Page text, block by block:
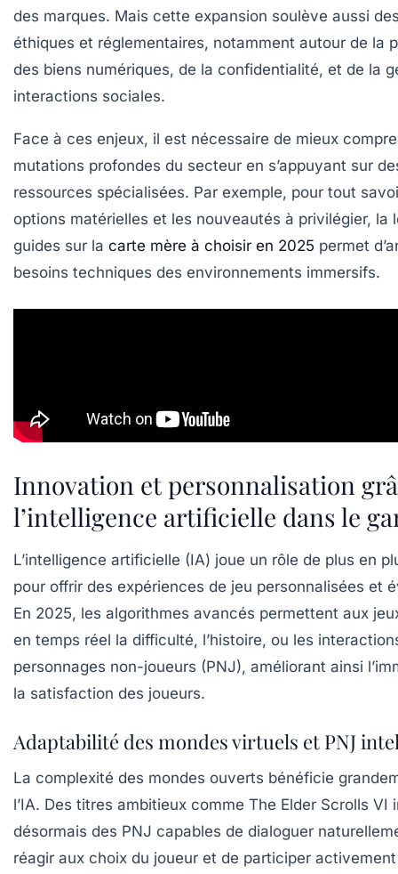
des marques. Mais cette expansion soulève aussi
éthiques et réglementaires, notamment autour de la
des biens numériques, de la confidentialité, et de la
interactions sociales.
Face à ces enjeux, il est nécessaire de mieux
mutations profondes du secteur en s’appuyant sur
ressources spécialisées. Par exemple, pour tout
options matérielles et les nouveautés à privilégier, la
guides sur la carte mère à choisir en 2025 permet
besoins techniques des environnements immersifs.
Innovation et personnalisation
l’intelligence artificielle dans le
L’intelligence artificielle (IA) joue un rôle de plus en
pour offrir des expériences de jeu personnalisées et
En 2025, les algorithmes avancés permettent aux
en temps réel la difficulté, l’histoire, ou les
personnages non-joueurs (PNJ), améliorant ainsi
la satisfaction des joueurs.
Adaptabilité des mondes virtuels et PNJ
La complexité des mondes ouverts bénéficie
l’IA. Des titres ambitieux comme The Elder Scrolls VI
désormais des PNJ capables de dialoguer
réagir aux choix du joueur et de participer